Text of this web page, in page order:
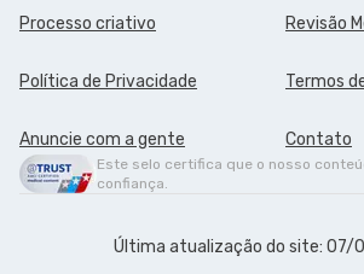
Processo criativo Revisão
Política de Privacidade Termos
Anuncie com a gente Contato
Este selo certifica que o nosso
confiança.
Última atualização do site: